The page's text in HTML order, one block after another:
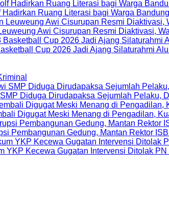
Hadirkan Ruang Literasi bagi Warga Bandung
Awi Cisurupan Resmi Diaktivasi,
Cup 2026 Jadi Ajang Silaturahmi
Diduga Dirudapaksa Sejumlah Pelaku,
Digugat Meski Menang di Pengadilan,
Pembangunan Gedung, Mantan Rektor
YKP Kecewa Gugatan Intervensi Ditolak PN